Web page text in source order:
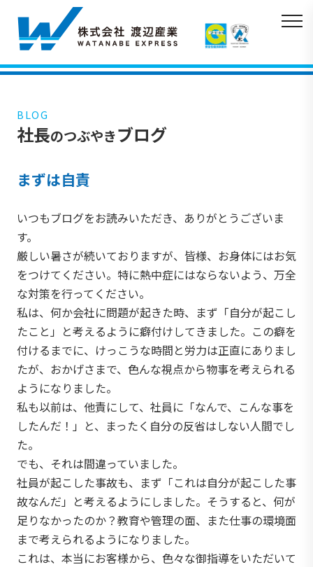
BLOG
社長のつぶやきブログ
まずは自責
いつもブログをお読みいただき、ありがとうございま
す。
厳しい暑さが続いておりますが、皆様、お身体にはお気
をつけてください。特に熱中症にはならないよう、万全
な対策を行ってください。
私は、何か会社に問題が起きた時、まず「自分が起こし
たこと」と考えるように癖付けしてきました。この癖を
付けるまでに、けっこうな時間と労力は正直にありまし
たが、おかげさまで、色んな視点から物事を考えられる
ようになりました。
私も以前は、他責にして、社員に「なんで、こんな事を
したんだ！」と、まったく自分の反省はしない人間でし
た。
でも、それは間違っていました。
社員が起こした事故も、まず「これは自分が起こした事
故なんだ」と考えるようにしました。そうすると、何が
足りなかったのか？教育や管理の面、また仕事の環境面
まで考えられるようになりました。
これは、本当にお客様から、色々な御指導をいただいて